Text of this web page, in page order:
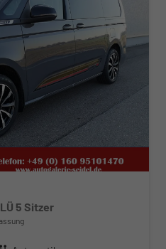
5 Sitzer